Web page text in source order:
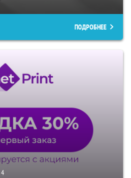
ПОДРОБНЕЕ
4